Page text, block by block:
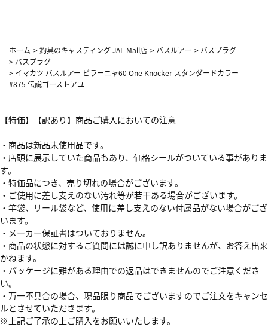
ホーム >釣具のキャスティング JAL Mall店 > バスルアー > バスプラグ
> バスプラグ
> イマカツ バスルアー ピラーニャ60 One Knocker スタンダードカラー
#875 伝説ゴーストアユ
【特価】【訳あり】商品ご購入においての注意
・商品は新品未使用品です。
・店頭に展示していた商品もあり、価格シールがついている事がありま
す。
・特価品につき、売り切れの場合がございます。
・ご使用に差し支えのない汚れ等が若干ある場合がございます。
・竿袋、リール袋など、使用に差し支えのない付属品がない場合がござ
います。
・メーカー保証書はついておりません。
・商品の状態に対するご質問には誠に申し訳ありませんが、お答え出来
かねます。
・パッケージに難がある理由での返品はできませんのでご注意くださ
い。
・万一不具合の場合、現品限り商品でございますのでご注文をキャンセ
ルとさせていただきます。
※上記ご了承の上ご購入をお願いいたします。